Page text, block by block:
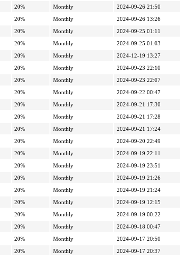
20% Monthly
2024-09-26 21:50
20% Monthly
2024-09-26 13:26
20% Monthly
2024-09-25 01:11
20% Monthly
2024-09-25 01:03
20% Monthly
2024-12-19 13:27
20% Monthly
2024-09-23 22:10
20% Monthly
2024-09-23 22:07
20% Monthly
2024-09-22 00:47
20% Monthly
2024-09-21 17:30
20% Monthly
2024-09-21 17:28
20% Monthly
2024-09-21 17:24
20% Monthly
2024-09-20 22:49
20% Monthly
2024-09-19 22:11
20% Monthly
2024-09-19 23:51
20% Monthly
2024-09-19 21:26
20% Monthly
2024-09-19 21:24
20% Monthly
2024-09-19 12:15
20% Monthly
2024-09-19 00:22
20% Monthly
2024-09-18 00:47
20% Monthly
2024-09-17 20:50
20% Monthly
2024-09-17 20:37